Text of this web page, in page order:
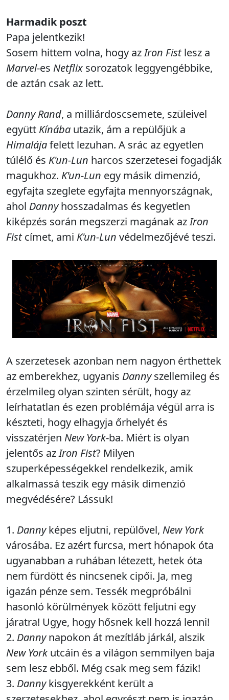
Harmadik poszt
Papa jelentkezik!
Sosem hittem volna, hogy azIron Fistlesz a
Marvel-es Netflix sorozatok leggyengébbike,
de aztán csak az lett.
Danny Rand, a milliárdoscsemete, szüleivel
együtt Kínába utazik, ám a repülőjük a
Himalájafelett lezuhan. A srác az egyetlen
túlélő és K'un-Lun harcos szerzetesei fogadják
magukhoz. K'un-Lun egy másik dimenzió,
egyfajta szeglete egyfajta mennyországnak,
ahol Dannyhosszadalmas és kegyetlen
kiképzés során megszerzi magának azIron
Fistcímet, ami K'un-Lun védelmezőjévé teszi.
A szerzetesek azonban nem nagyon érthettek
az emberekhez, ugyanis Dannyszellemileg és
érzelmileg olyan szinten sérült, hogy az
leírhatatlan és ezen problémája végül arra is
készteti, hogy elhagyja őrhelyét és
visszatérjen New York-ba. Miért is olyan
jelentős azIron Fist? Milyen
szuperképességekkel rendelkezik, amik
alkalmassá teszik egy másik dimenzió
megvédésére? Lássuk!
1. Dannyképes eljutni, repülővel, New York
városába. Ez azért furcsa, mert hónapok óta
ugyanabban a ruhában létezett, hetek óta
nem fürdött és nincsenek cipői. Ja, meg
igazán pénze sem. Tessék megpróbálni
hasonló körülmények között feljutni egy
járatra! Ugye, hogy hősnek kell hozzá lenni!
2. Dannynapokon át mezítláb járkál, alszik
New Yorkutcáin és a világon semmilyen baja
sem lesz ebből. Még csak meg sem fázik!
3. Dannykisgyerekként került a